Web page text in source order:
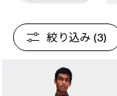
絞り込み (3)